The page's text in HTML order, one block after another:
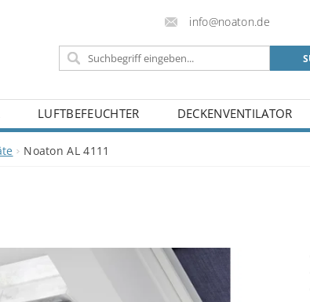
info@noaton.de
LUFTBEFEUCHTER DECKENVENTILATOR
Noaton AL 4111